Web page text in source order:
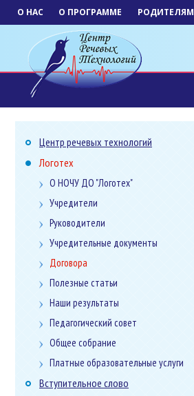
О НАС О ПРОГРАММЕ РОДИТЕЛЯМ
Центр речевых технологий
Логотех
О НОЧУ ДО "Логотех"
Учредители
Руководители
Учредительные документы
Договора
Полезные статьи
Наши результаты
Педагогический совет
Общее собрание
Платные образовательные услуги
Вступительное слово